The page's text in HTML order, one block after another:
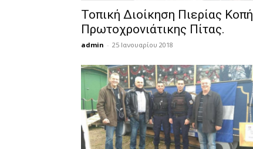
Τοπική Διοίκηση Πιερίας Κοπή
Πρωτοχρονιάτικης Πίτας.
admin - 25 Ιανουαρίου 2018